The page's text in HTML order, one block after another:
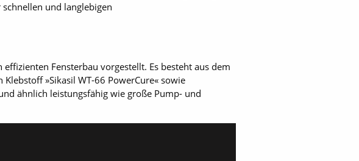
und langlebigen
Fensterbau vorgestellt. Es besteht aus dem
»Sikasil WT-66 PowerCure« sowie
ähnlich leistungsfähig wie große Pump- und